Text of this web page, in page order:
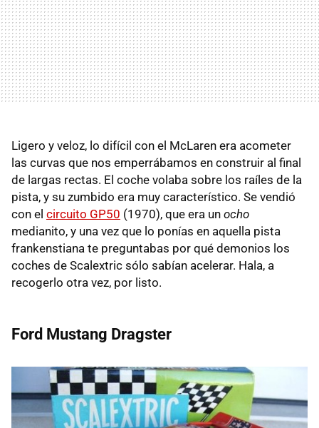
Ligero y veloz, lo difícil con el McLaren era acometer
las curvas que nos emperrábamos en construir al final
de largas rectas. El coche volaba sobre los raíles de la
pista, y su zumbido era muy característico. Se vendió
con el circuito GP50 (1970), que era un ocho
medianito, y una vez que lo ponías en aquella pista
frankenstiana te preguntabas por qué demonios los
coches de Scalextric sólo sabían acelerar. Hala, a
recogerlo otra vez, por listo.
Ford Mustang Dragster